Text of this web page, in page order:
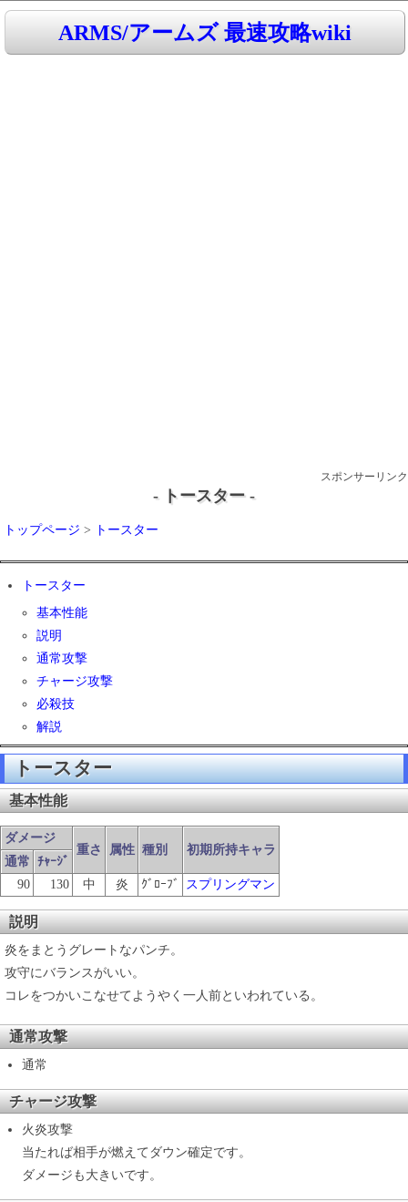
ARMS/アームズ 最速攻略wiki
スポンサーリンク
- トースター -
トップページ > トースター
トースター
基本性能
説明
通常攻撃
チャージ攻撃
必殺技
解説
トースター
基本性能
ダメージ
重さ
属性 種別
初期所持キャラ
通常 ﾁｬｰｼﾞ
90
130 中 炎 ｸﾞﾛｰﾌﾞ スプリングマン
説明
炎をまとうグレートなパンチ。
攻守にバランスがいい。
コレをつかいこなせてようやく一人前といわれている。
通常攻撃
通常
チャージ攻撃
火炎攻撃
当たれば相手が燃えてダウン確定です。
ダメージも大きいです。